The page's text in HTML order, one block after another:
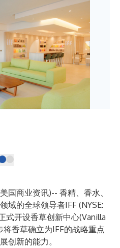
国商业资讯)-- 香精、香水、
域的全球领导者IFF (NYSE:
式开设香草创新中心(Vanilla
香草确立为IFF的战略重点
创新的能力。